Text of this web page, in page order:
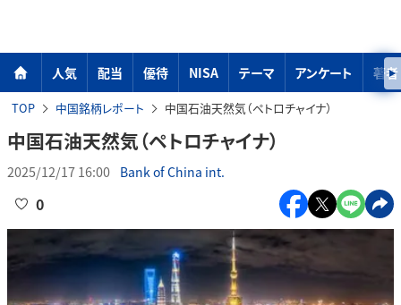
人気 配当 優待 NISA テーマ アンケート 著者
TOP 中国銘柄レポート 中国石油天然気（ペトロチャイナ）
中国石油天然気（ペトロチャイナ）
2025/12/17 16:00 Bank of China int.
0